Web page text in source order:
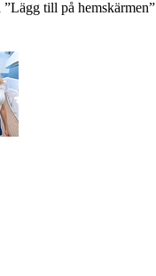
”Lägg till på hemskärmen”